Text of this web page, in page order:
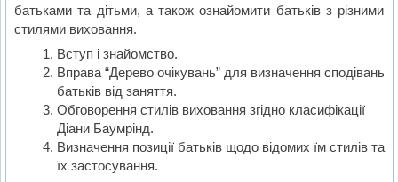
батьками та дітьми, а також ознайомити батьків з різними
стилями виховання.
Вступ і знайомство.
Вправа “Дерево очікувань” для визначення сподівань
батьків від заняття.
Обговорення стилів виховання згідно класифікації
Діани Баумрінд.
Визначення позиції батьків щодо відомих їм стилів та
їх застосування.